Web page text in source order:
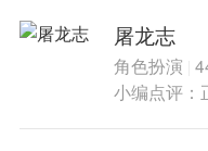
屠龙志
角色扮演
小编点评：